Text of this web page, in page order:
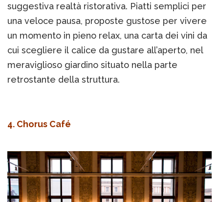
suggestiva realtà ristorativa. Piatti semplici per
una veloce pausa, proposte gustose per vivere
un momento in pieno relax, una carta dei vini da
cui scegliere il calice da gustare all’aperto, nel
meraviglioso giardino situato nella parte
retrostante della struttura.
4. Chorus Café